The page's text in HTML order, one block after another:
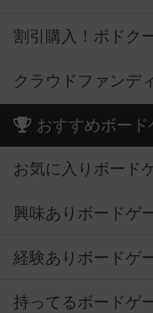
割引購入！ボドク
クラウドファンデ
おすすめボード
お気に入りボード
興味ありボードゲ
経験ありボードゲ
持ってるボードゲ